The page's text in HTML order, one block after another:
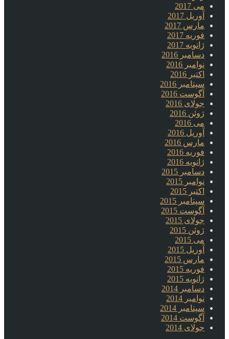
می 2017
آوریل 2017
مارس 2017
فوریه 2017
ژانویه 2017
دسامبر 2016
نوامبر 2016
اکتبر 2016
سپتامبر 2016
آگوست 2016
جولای 2016
ژوئن 2016
می 2016
آوریل 2016
مارس 2016
فوریه 2016
ژانویه 2016
دسامبر 2015
نوامبر 2015
اکتبر 2015
سپتامبر 2015
آگوست 2015
جولای 2015
ژوئن 2015
می 2015
آوریل 2015
مارس 2015
فوریه 2015
ژانویه 2015
دسامبر 2014
نوامبر 2014
سپتامبر 2014
آگوست 2014
جولای 2014